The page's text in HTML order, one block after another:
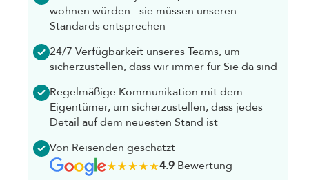
wohnen würden - sie müssen unseren
Standards entsprechen
24/7 Verfügbarkeit unseres Teams, um
sicherzustellen, dass wir immer für Sie da sind
Regelmäßige Kommunikation mit dem
Eigentümer, um sicherzustellen, dass jedes
Detail auf dem neuesten Stand ist
Von Reisenden geschätzt
4.9Bewertung